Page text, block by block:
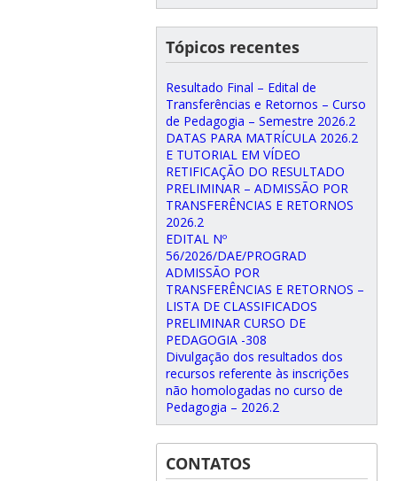
Tópicos recentes
Resultado Final – Edital de
Transferências e Retornos – Curso
de Pedagogia – Semestre 2026.2
DATAS PARA MATRÍCULA 2026.2
E TUTORIAL EM VÍDEO
RETIFICAÇÃO DO RESULTADO
PRELIMINAR – ADMISSÃO POR
TRANSFERÊNCIAS E RETORNOS
2026.2
EDITAL Nº
56/2026/DAE/PROGRAD
ADMISSÃO POR
TRANSFERÊNCIAS E RETORNOS –
LISTA DE CLASSIFICADOS
PRELIMINAR CURSO DE
PEDAGOGIA -308
Divulgação dos resultados dos
recursos referente às inscrições
não homologadas no curso de
Pedagogia – 2026.2
CONTATOS